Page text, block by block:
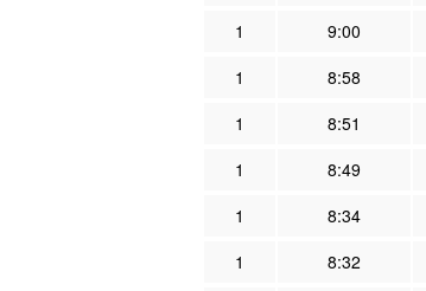
1
9:00
1
8:58
1
8:51
1
8:49
1
8:34
1
8:32